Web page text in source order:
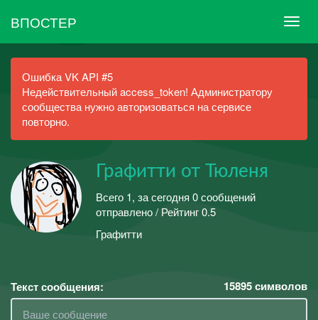
ВПОСТЕР
Ошибка VK API #5
Недействительный access_token! Администратору
сообщества нужно авторизоваться на сервисе
повторно.
Графитти от Тюленя
Всего 1, за сегодня 0 сообщений
отправлено / Рейтинг 0.5
Графитти
Текст сообщения: 15895символов